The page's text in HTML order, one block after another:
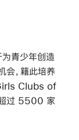
青少年创造
会，籍此培养
Clubs of
过 5500 家